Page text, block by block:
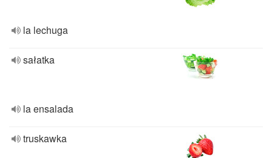
la lechuga
sałatka
la ensalada
truskawka